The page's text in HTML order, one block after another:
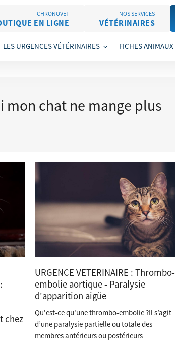
CHRONOVET
EN LIGNE
NOS SERVICES
VÉTÉRINAIRES
LES URGENCES VÉTÉRINAIRES FICHES ANIMAUX
mon chat ne mange plus
chez
URGENCE VETERINAIRE : Thrombo-
embolie aortique - Paralysie
d'apparition aigüe
Qu'est-ce qu'une thrombo-embolie ?Il s’agit
d’une paralysie partielle ou totale des
membres antérieurs ou postérieurs